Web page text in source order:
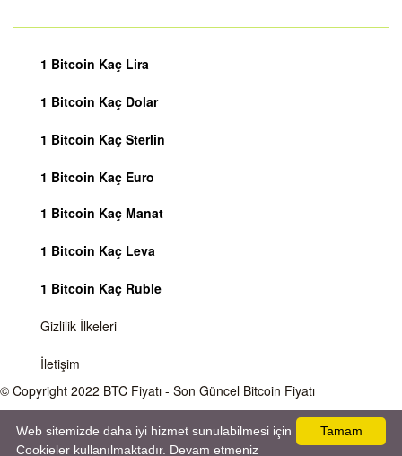
1 Bitcoin Kaç Lira
1 Bitcoin Kaç Dolar
1 Bitcoin Kaç Sterlin
1 Bitcoin Kaç Euro
1 Bitcoin Kaç Manat
1 Bitcoin Kaç Leva
1 Bitcoin Kaç Ruble
Gizlilik İlkeleri
İletişim
© Copyright 2022 BTC Fiyatı - Son Güncel Bitcoin Fiyatı
Bitcoin fiyatı sürekli olarak değişmektedir, 7 gün 24 saat kripto para piyasaları
aktiftir. Sitemiz sadece bilgilendirme amacı gütmektedir, herhangi bir kripto paraya
Tamam
Web sitemizde daha iyi hizmet sunulabilmesi için
Cookieler kullanılmaktadır. Devam etmeniz